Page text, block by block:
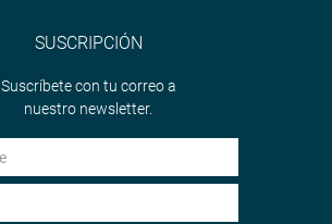
SUSCRIPCIÓN
Suscríbete con tu correo a
nuestro newsletter.